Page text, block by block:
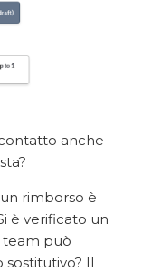
anche
rimborso è
è verificato un
può
Il